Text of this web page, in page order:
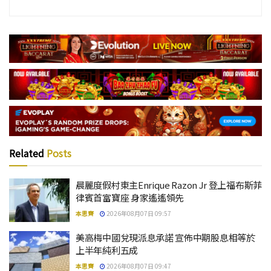
Related Posts
晨麗度假村東主Enrique Razon Jr 登上福布斯菲
律賓首富寶座 身家遙遙領先
本思齊 2026年08月07日 09:57
美高梅中國兌現派息承諾 宣佈中期股息相等於
上半年純利五成
本思齊 2026年08月07日 09:47